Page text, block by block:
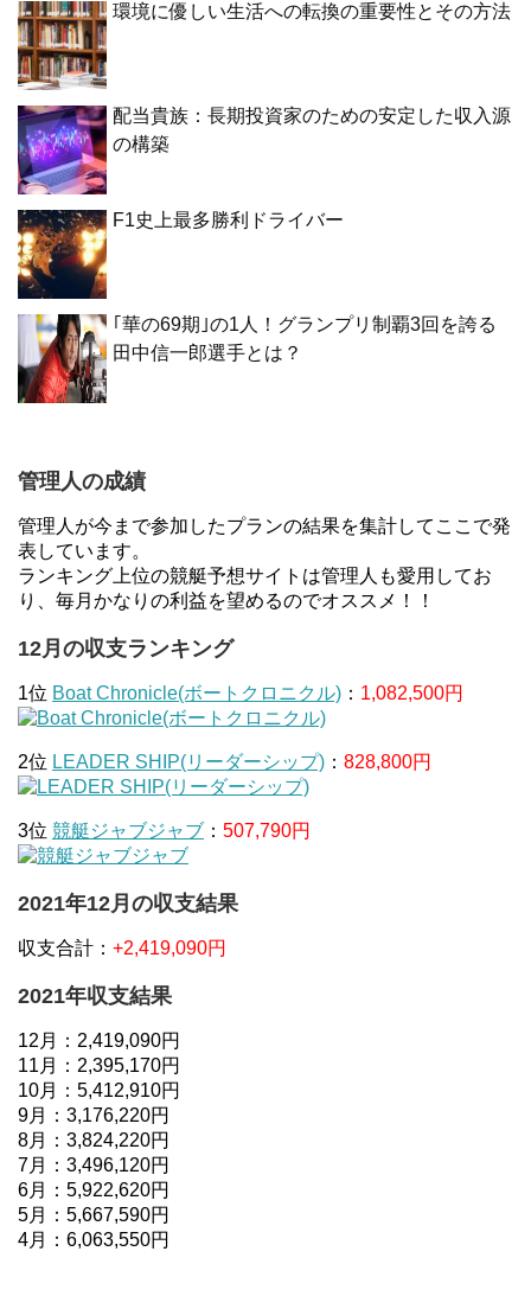
環境に優しい生活への転換の重要性とその方法
配当貴族：長期投資家のための安定した収入源
の構築
F1史上最多勝利ドライバー
｢華の69期｣の1人！グランプリ制覇3回を誇る
田中信一郎選手とは？
管理人の成績
管理人が今まで参加したプランの結果を集計してここで発
表しています。
ランキング上位の競艇予想サイトは管理人も愛用してお
り、毎月かなりの利益を望めるのでオススメ！！
12月の収支ランキング
1位 Boat Chronicle(ボートクロニクル) ： 1,082,500円
2位 LEADER SHIP(リーダーシップ) ： 828,800円
3位 競艇ジャブジャブ ： 507,790円
2021年12月の収支結果
収支合計： +2,419,090円
2021年収支結果
12月：2,419,090円
11月：2,395,170円
10月：5,412,910円
9月：3,176,220円
8月：3,824,220円
7月：3,496,120円
6月：5,922,620円
5月：5,667,590円
4月：6,063,550円